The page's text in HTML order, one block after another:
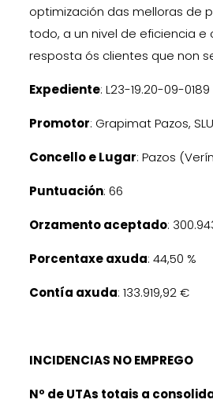
optimización das melloras de
todo, a un nivel de eficiencia
resposta ós clientes que non
Expediente: L23-19.20-09-0189
Promotor: Grapimat Pazos, SLU
Concello e Lugar: Pazos
Puntuación: 66
Orzamento aceptado:
Porcentaxe axuda: 44,50 %
Contía axuda: 133.919,92 €
INCIDENCIAS NO EMPREGO
Nº de UTAs totais a